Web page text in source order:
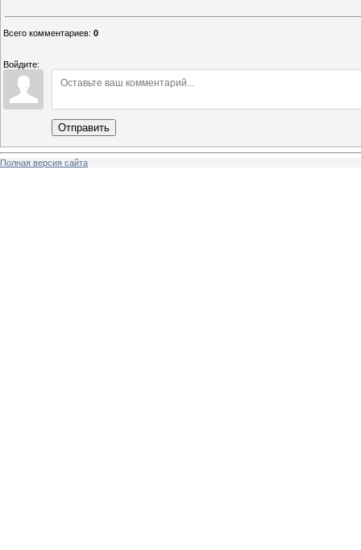
Всего комментариев: 0
Войдите:
Отправить
Полная версия сайта